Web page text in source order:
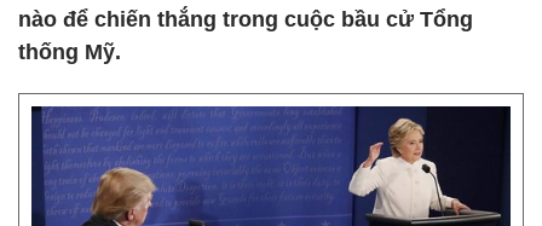
nào để chiến thắng trong cuộc bầu cử Tổng
thống Mỹ.